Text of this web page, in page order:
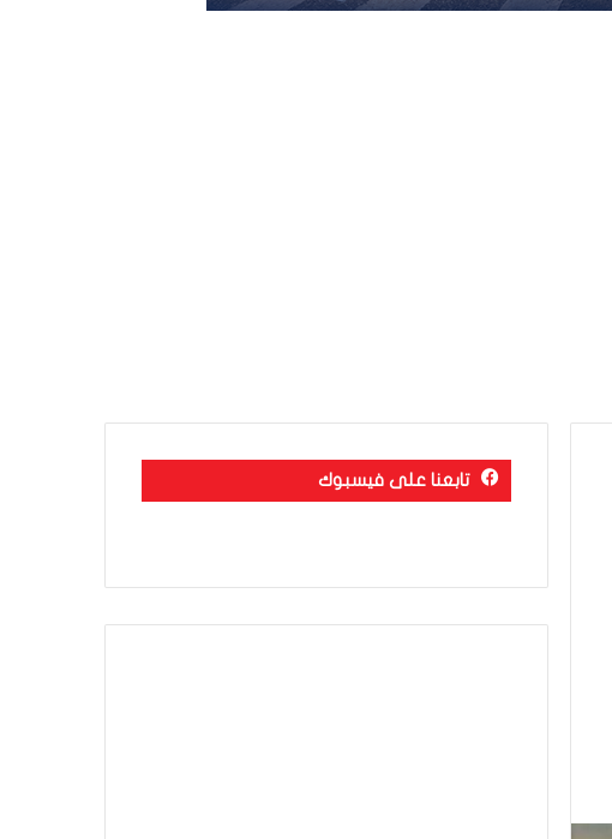
تابعنا على فيسبوك